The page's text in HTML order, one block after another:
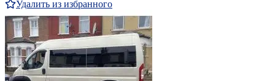
Удалить из избранного